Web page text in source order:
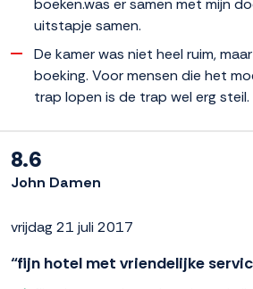
boeken.was er samen met mijn
uitstapje samen.
De kamer was niet heel ruim,
boeking. Voor mensen die het
trap lopen is de trap wel erg steil.
8.6
John Damen
vrijdag 21 juli 2017
“fijn hotel met vriendelijke